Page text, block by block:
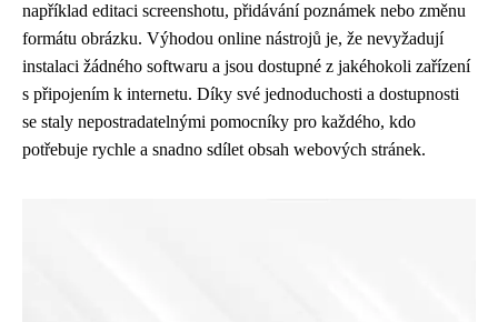
například editaci screenshotu, přidávání poznámek nebo změnu
formátu obrázku. Výhodou online nástrojů je, že nevyžadují
instalaci žádného softwaru a jsou dostupné z jakéhokoli zařízení
s připojením k internetu. Díky své jednoduchosti a dostupnosti
se staly nepostradatelnými pomocníky pro každého, kdo
potřebuje rychle a snadno sdílet obsah webových stránek.